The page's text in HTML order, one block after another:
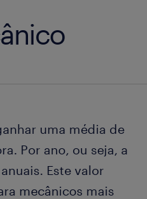
uma média de
Por ano, ou seja, a
Este valor
mecânicos mais